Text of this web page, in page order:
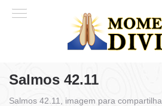
Salmos 42.11
Salmos 42.11, imagem para